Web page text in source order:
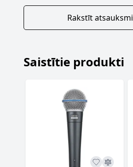
Rakstīt atsauksmi
Saistītie produkti